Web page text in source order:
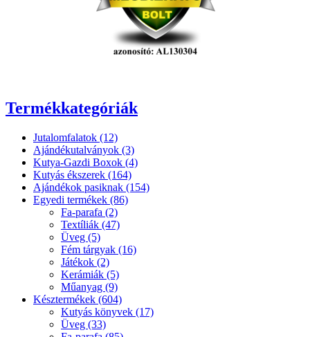
Termékkategóriák
Jutalomfalatok (12)
Ajándékutalványok (3)
Kutya-Gazdi Boxok (4)
Kutyás ékszerek (164)
Ajándékok pasiknak (154)
Egyedi termékek (86)
Fa-parafa (2)
Textíliák (47)
Üveg (5)
Fém tárgyak (16)
Játékok (2)
Kerámiák (5)
Műanyag (9)
Késztermékek (604)
Kutyás könyvek (17)
Üveg (33)